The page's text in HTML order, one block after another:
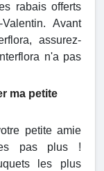
rabais offerts
Avant
assurez-
n'a pas
ma petite
petite amie
pas plus !
les plus